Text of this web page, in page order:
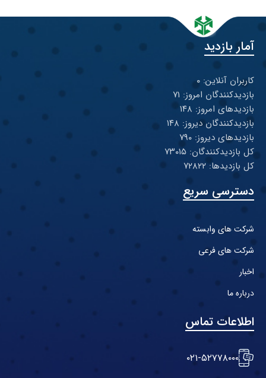
آمار بازدید
کاربران آنلاین: ۰
بازدیدکنندگان امروز: ۷۱
بازدیدهای امروز: ۱۴۸
بازدیدکنندگان دیروز: ۱۴۸
بازدیدهای دیروز: ۷۹۰
کل بازدیدکنند‌گان: ۷۳۰۱۵
کل بازدیدها: ۷۲۸۲۲
دسترسی سریع
شرکت های وابسته
شرکت های فرعی
اخبار
درباره ما
اطلاعات تماس
۰۲۱-۵۲۷۷۸۰۰۰